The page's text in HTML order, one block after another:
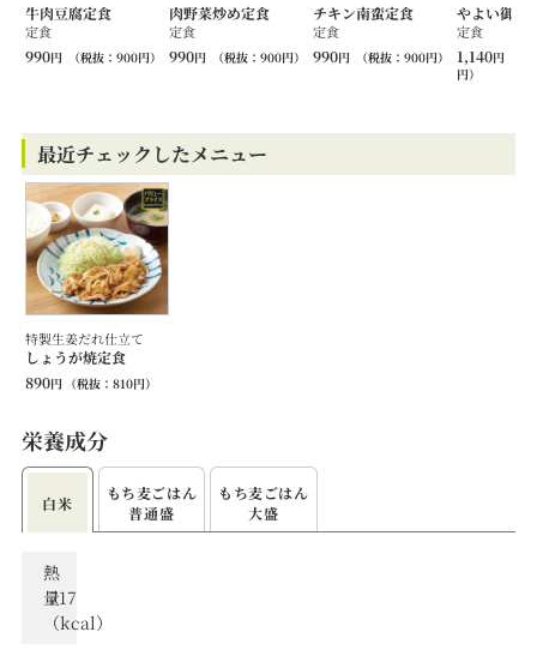
牛肉豆腐定食
定食
990円 （税抜：900円）
肉野菜炒め定食
定食
990円 （税抜：900円）
チキン南蛮定食
定食
990円 （税抜：900円）
やよい御膳
定食
1,140円
円）
最近チェックしたメニュー
特製生姜だれ仕立て
しょうが焼定食
890円 （税抜：810円）
栄養成分
白米
もち⻨ごはん
普通盛
もち⻨ごはん
大盛
熱
量
（kcal）
717